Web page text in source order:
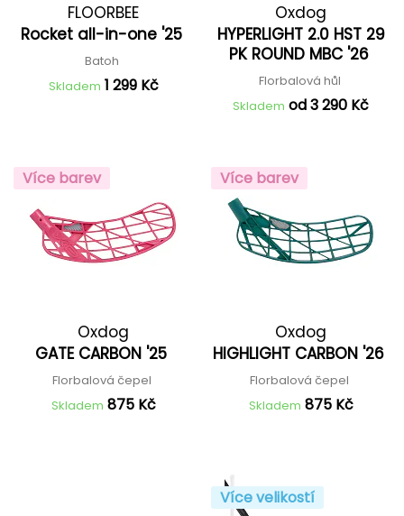
FLOORBEE
Rocket all-in-one '25
Batoh
Skladem 1 299 Kč
Oxdog
HYPERLIGHT 2.0 HST 29
PK ROUND MBC '26
Florbalová hůl
Skladem od 3 290 Kč
Více barev
Oxdog
GATE CARBON '25
Florbalová čepel
Skladem 875 Kč
Více barev
Oxdog
HIGHLIGHT CARBON '26
Florbalová čepel
Skladem 875 Kč
Více velikostí